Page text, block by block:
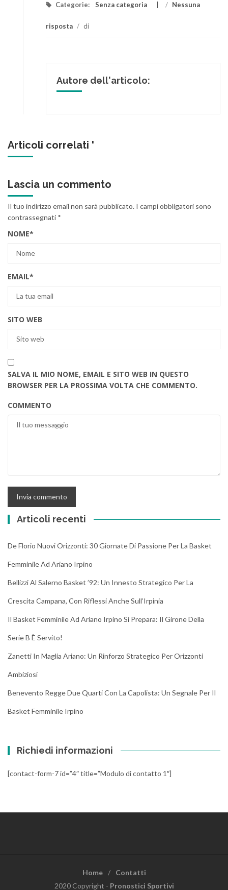
Categorie: Senza categoria / Nessuna
risposta / di
Autore dell'articolo:
Articoli correlati '
Lascia un commento
Il tuo indirizzo email non sarà pubblicato. I campi obbligatori sono
contrassegnati *
NOME*
EMAIL*
SITO WEB
SALVA IL MIO NOME, EMAIL E SITO WEB IN QUESTO
BROWSER PER LA PROSSIMA VOLTA CHE COMMENTO.
COMMENTO
Articoli recenti
De Florio Nuovi Orizzonti: 30 Giornate Di Passione Per La Basket
Femminile Ad Ariano Irpino
Bellizzi Al Salerno Basket ’92: Un Innesto Strategico Per La
Crescita Campana, Con Riflessi Anche Sull’Irpinia
Il Basket Femminile Ad Ariano Irpino Si Prepara: Il Girone Della
Serie B È Servito!
Zanetti In Maglia Ariano: Un Rinforzo Strategico Per Orizzonti
Ambiziosi
Benevento Regge Due Quarti Con La Capolista: Un Segnale Per Il
Basket Femminile Irpino
Richiedi informazioni
[contact-form-7 id=”4″ title=”Modulo di contatto 1″]
Home
Contatti
2020 Copyright - Pronostici Sportivi